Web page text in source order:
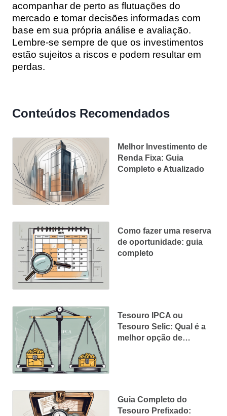
acompanhar de perto as flutuações do
mercado e tomar decisões informadas com
base em sua própria análise e avaliação.
Lembre-se sempre de que os investimentos
estão sujeitos a riscos e podem resultar em
perdas.
Conteúdos Recomendados
Melhor Investimento de
Renda Fixa: Guia
Completo e Atualizado
Como fazer uma reserva
de oportunidade: guia
completo
Tesouro IPCA ou
Tesouro Selic: Qual é a
melhor opção de
Guia Completo do
Tesouro Prefixado: